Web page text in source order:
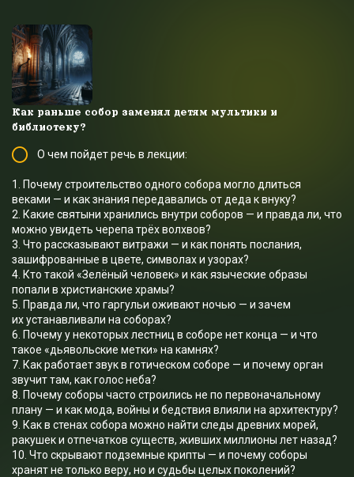
Как раньше собор заменял детям мультики и
библиотеку?
О чем пойдет речь в лекции:
1. Почему строительство одного собора могло длиться
веками — и как знания передавались от деда к внуку?
2. Какие святыни хранились внутри соборов — и правда ли, что
можно увидеть черепа трёх волхвов?
3. Что рассказывают витражи — и как понять послания,
зашифрованные в цвете, символах и узорах?
4. Кто такой «Зелёный человек» и как языческие образы
попали в христианские храмы?
5. Правда ли, что гаргульи оживают ночью — и зачем
их устанавливали на соборах?
6. Почему у некоторых лестниц в соборе нет конца — и что
такое «дьявольские метки» на камнях?
7. Как работает звук в готическом соборе — и почему орган
звучит там, как голос неба?
8. Почему соборы часто строились не по первоначальному
плану — и как мода, войны и бедствия влияли на архитектуру?
9. Как в стенах собора можно найти следы древних морей,
ракушек и отпечатков существ, живших миллионы лет назад?
10. Что скрывают подземные крипты — и почему соборы
хранят не только веру, но и судьбы целых поколений?